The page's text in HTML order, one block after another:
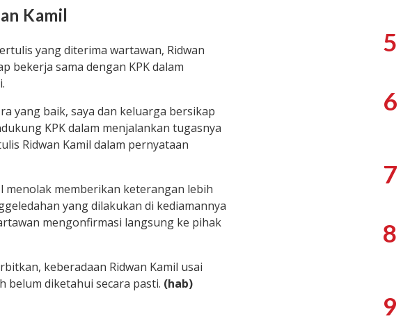
Kamil
yang diterima wartawan, Ridwan
bekerja sama dengan KPK dalam
yang baik, saya dan keluarga bersikap
KPK dalam menjalankan tugasnya
Ridwan Kamil dalam pernyataan
menolak memberikan keterangan lebih
yang dilakukan di kediamannya
mengonfirmasi langsung ke pihak
keberadaan Ridwan Kamil usai
belum diketahui secara pasti. (hab)
5
6
7
8
9